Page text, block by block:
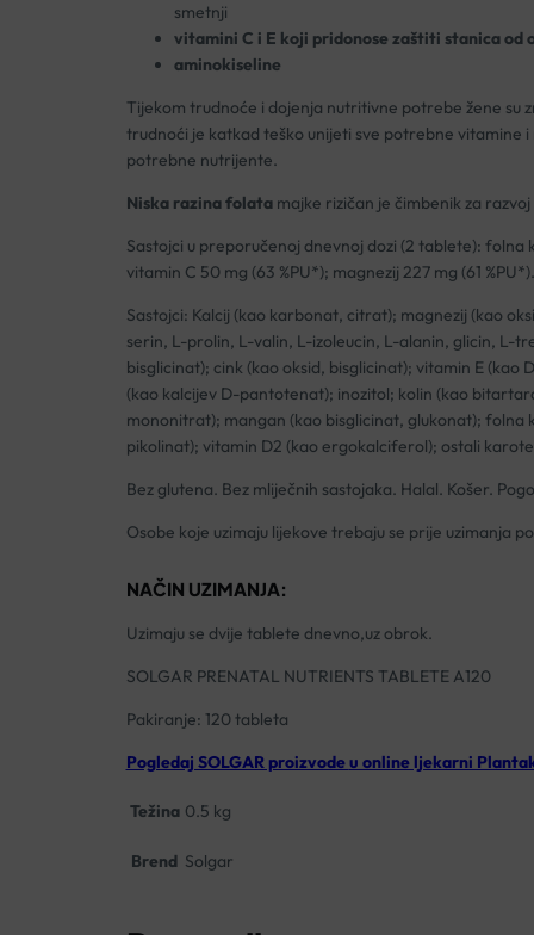
smetnji
vitamini C i E koji pridonose zaštiti stanica od
aminokiseline
Tijekom trudnoće i dojenja nutritivne potrebe žene su
trudnoći je katkad teško unijeti sve potrebne vitamine
potrebne nutrijente.
Niska razina folatamajke rizičan je čimbenik za razvoj
Sastojci u preporučenoj dnevnoj dozi (2 tablete): folna
vitamin C 50 mg (63 %PU*); magnezij 227 mg (61 %PU*).
Sastojci: Kalcij (kao karbonat, citrat); magnezij (kao
serin, L-prolin, L-valin, L-izoleucin, L-alanin, glicin, L-
bisglicinat); cink (kao oksid, bisglicinat); vitamin E
(kao kalcijev D-pantotenat); inozitol; kolin (kao
mononitrat); mangan (kao bisglicinat, glukonat); folna
pikolinat); vitamin D2 (kao ergokalciferol); ostali
Bez glutena. Bez mliječnih sastojaka. Halal. Košer.
Osobe koje uzimaju lijekove trebaju se prije uzimanja
NAČIN UZIMANJA:
Uzimaju se dvije tablete dnevno,uz obrok.
SOLGAR PRENATAL NUTRIENTS TABLETE A120
Pakiranje: 120 tableta
Pogledaj SOLGAR proizvodeu online ljekarni
Težina 0.5 kg
Brend Solgar